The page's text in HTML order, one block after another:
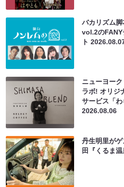
バカリズム脚
vol.2のFANY
ト
ニューヨー
ラボ! オリジ
サービス「
2026.08.06
丹生明里が
田『くるま